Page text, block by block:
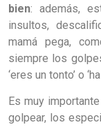
bien: además,
insultos,
mamá pega,
siempre los
‘eres un tonto’ o
Es muy
golpear, los